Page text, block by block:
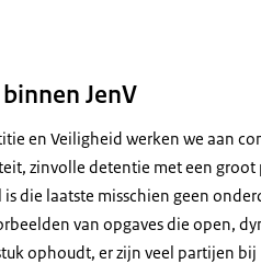
JenV
en Veiligheid werken we aan
zinvolle detentie met een
die laatste misschien geen
van opgaves die open,
ophoudt, er zijn veel partijen